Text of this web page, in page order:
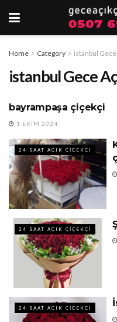
Home Category istanbul Gece
istanbul Gece
24 SAAT AÇIK
bayrampaşa çiçekçi
1 EKIM 2024
24 SAAT AÇIK ÇIÇEKÇI
24 SAAT AÇIK ÇIÇEKÇI
24 SAAT AÇIK ÇIÇEKÇI